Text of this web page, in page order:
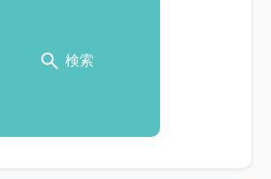
検索